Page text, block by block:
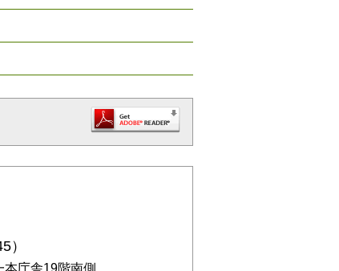
）
庁舎19階南側